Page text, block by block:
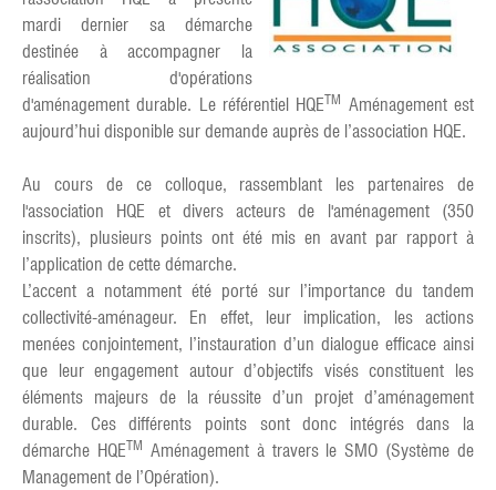
mardi dernier sa démarche
destinée à accompagner la
réalisation d'opérations
d'aménagement durable. Le référentiel HQETM Aménagement est
aujourd’hui disponible sur demande auprès de l’association HQE.
Au cours de ce colloque, rassemblant les partenaires de
l'association HQE et divers acteurs de l'aménagement (350
inscrits), plusieurs points ont été mis en avant par rapport à
l’application de cette démarche.
L’accent a notamment été porté sur l’importance du tandem
collectivité-aménageur. En effet, leur implication, les actions
menées conjointement, l’instauration d’un dialogue efficace ainsi
que leur engagement autour d’objectifs visés constituent les
éléments majeurs de la réussite d’un projet d’aménagement
durable. Ces différents points sont donc intégrés dans la
démarche HQETM Aménagement à travers le SMO (Système de
Management de l’Opération).